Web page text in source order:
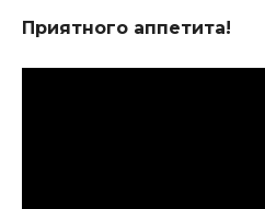
Приятного аппетита!